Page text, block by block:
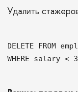
Удалить
DELETE FROM
WHERE salary <